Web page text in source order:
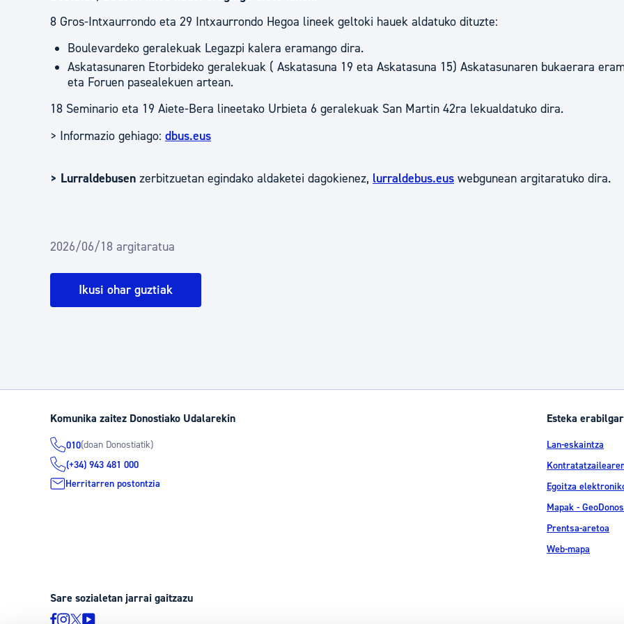
8 Gros-Intxaurrondo eta 29 Intxaurrondo Hegoa lineek geltoki hauek aldatuko dituzte:
Boulevardeko geralekuak Legazpi kalera eramango dira.
Askatasunaren Etorbideko geralekuak ( Askatasuna 19 eta Askatasuna 15) Askatasunaren bukaerara
eta Foruen pasealekuen artean.
18 Seminario eta 19 Aiete-Bera lineetako Urbieta 6 geralekuak San Martin 42ra lekualdatuko dira.
> Informazio gehiago: dbus.eus
> Lurraldebusen zerbitzuetan egindako aldaketei dagokienez, lurraldebus.eus webgunean argitaratuko dira.
2026/06/18 argitaratua
Ikusi ohar guztiak
Komunika zaitez Donostiako Udalarekin
010(doan Donostiatik)
(+34) 943 481 000
Herritarren postontzia
Esteka
Lan-eskaintza
Egoitza
Mapak -
Prentsa-aretoa
Web-mapa
Sare sozialetan jarrai gaitzazu